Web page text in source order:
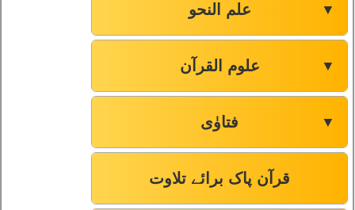
علم النحو ▼
علوم القرآن ▼
فتاوٰی ▼
قرآن پاک برائے تلاوت